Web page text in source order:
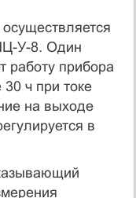
У-8. Один
работу прибора
ч при токе
на выходе
в